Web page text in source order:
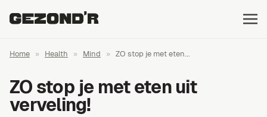
Home » Health » Mind » ZO stop je met eten...
ZO stop je met eten uit
verveling!